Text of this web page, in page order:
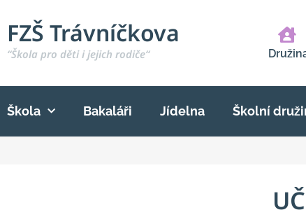
FZŠ Trávníčkova
“Škola pro děti i jejich rodiče“
Škola Bakaláři Jídelna Školní